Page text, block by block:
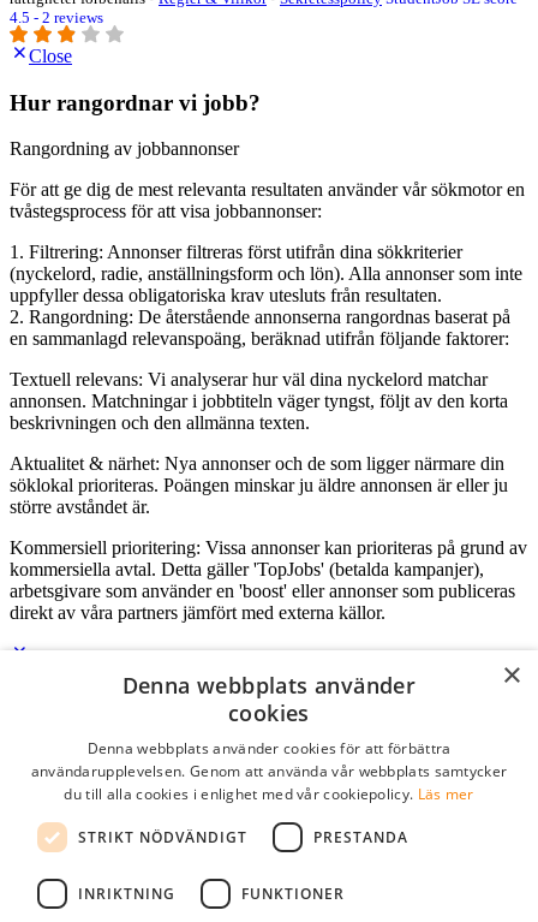
4.5 - 2 reviews
Close
Hur rangordnar vi jobb?
Rangordning av jobbannonser
För att ge dig de mest relevanta resultaten använder vår sökmotor en
tvåstegsprocess för att visa jobbannonser:
1. Filtrering: Annonser filtreras först utifrån dina sökkriterier
(nyckelord, radie, anställningsform och lön). Alla annonser som inte
uppfyller dessa obligatoriska krav utesluts från resultaten.
2. Rangordning: De återstående annonserna rangordnas baserat på
en sammanlagd relevanspoäng, beräknad utifrån följande faktorer:
Textuell relevans: Vi analyserar hur väl dina nyckelord matchar
annonsen. Matchningar i jobbtiteln väger tyngst, följt av den korta
beskrivningen och den allmänna texten.
Aktualitet & närhet: Nya annonser och de som ligger närmare din
söklokal prioriteras. Poängen minskar ju äldre annonsen är eller ju
större avståndet är.
Kommersiell prioritering: Vissa annonser kan prioriteras på grund av
kommersiella avtal. Detta gäller 'TopJobs' (betalda kampanjer),
arbetsgivare som använder en 'boost' eller annonser som publiceras
direkt av våra partners jämfört med externa källor.
Lösenord
kom ihåg mig
logga in
×
Denna webbplats använder
cookies
Denna webbplats använder cookies för att förbättra
användarupplevelsen. Genom att använda vår webbplats samtycker
du till alla cookies i enlighet med vår cookiepolicy. Läs mer
STRIKT NÖDVÄNDIGT PRESTANDA
INRIKTNING FUNKTIONER